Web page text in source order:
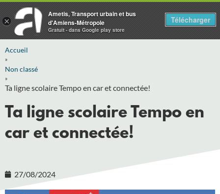
Accueil
»
Non classé
»
Ta ligne scolaire Tempo en car et connectée!
Ta ligne scolaire Tempo en
car et connectée!
27/08/2024
×
Ametis, Transport urbain et bus
d'Amiens-Métropole
Gratuit - dans Google play store
Télécharger